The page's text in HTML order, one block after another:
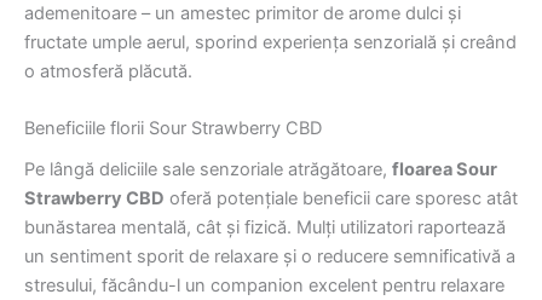
ademenitoare – un amestec primitor de arome dulci și
fructate umple aerul, sporind experiența senzorială și creând
o atmosferă plăcută.
Beneficiile florii Sour Strawberry CBD
Pe lângă deliciile sale senzoriale atrăgătoare, floarea Sour
Strawberry CBD oferă potențiale beneficii care sporesc atât
bunăstarea mentală, cât și fizică. Mulți utilizatori raportează
un sentiment sporit de relaxare și o reducere semnificativă a
stresului, făcându-l un companion excelent pentru relaxare